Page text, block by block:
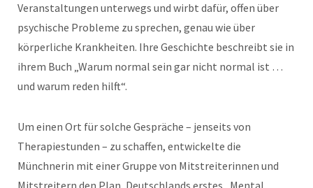
Veranstaltungen unterwegs und wirbt dafür, offen über
psychische Probleme zu sprechen, genau wie über
körperliche Krankheiten. Ihre Geschichte beschreibt sie in
ihrem Buch „Warum normal sein gar nicht normal ist …
und warum reden hilft“.
Um einen Ort für solche Gespräche – jenseits von
Therapiestunden – zu schaffen, entwickelte die
Münchnerin mit einer Gruppe von Mitstreiterinnen und